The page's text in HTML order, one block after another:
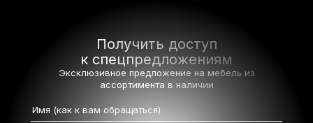
Получить доступ
к спецпредложениям
Эксклюзивное предложение на мебель из
ассортимента в наличии